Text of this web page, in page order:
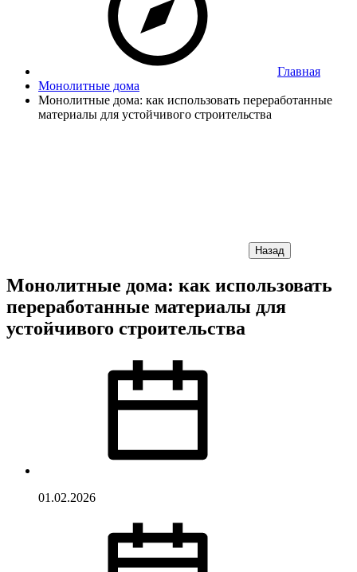
Главная
Монолитные дома
Монолитные дома: как использовать переработанные
материалы для устойчивого строительства
Назад
Монолитные дома: как использовать
переработанные материалы для
устойчивого строительства
01.02.2026